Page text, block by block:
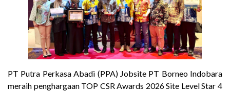
PT Putra Perkasa Abadi (PPA) Jobsite PT Borneo Indobara
meraih penghargaan TOP CSR Awards 2026 Site Level Star 4